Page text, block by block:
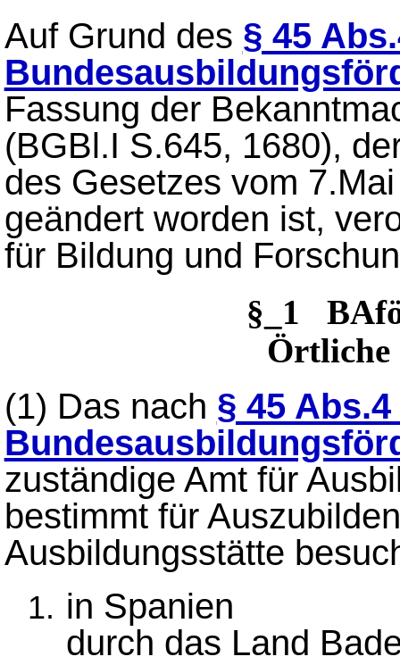
Auf Grund des § 45
Fassung der
(BGBl.I S.645, 1680),
des Gesetzes vom
geändert worden ist,
für Bildung und
§_1
Örtliche
(1) Das nach § 45
zuständige Amt für
bestimmt für
Ausbildungsstätte
in Spanien
durch das Land